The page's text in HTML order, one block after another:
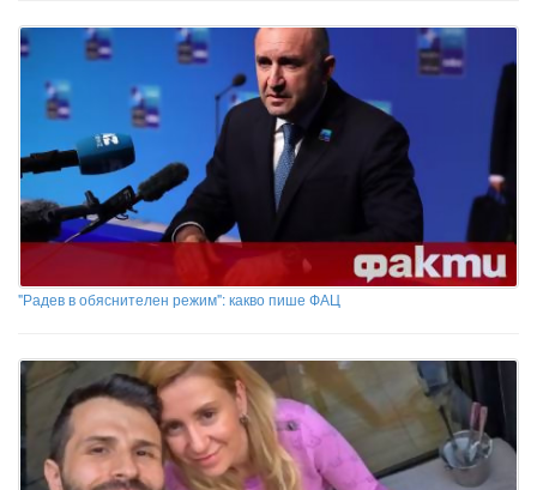
"Радев в обяснителен режим": какво пише ФАЦ